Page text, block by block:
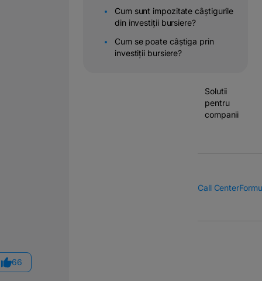
&
Solutii
pentru
companii
Call Center
66
Cum sunt impozitate câștigurile
din investiții bursiere?
Cum se poate câștiga prin
investiții bursiere?